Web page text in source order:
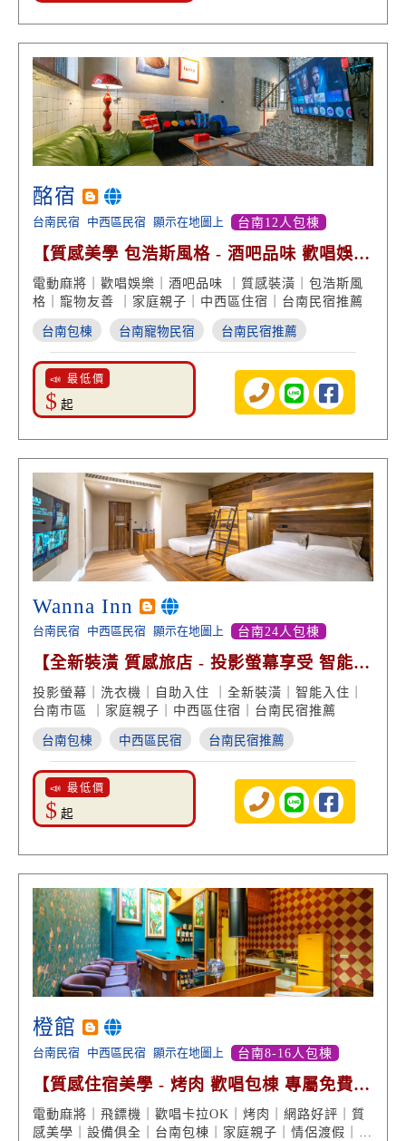
酩宿
台南民宿 中西區民宿 顯示在地圖上 台南12人包棟
【質感美學 包浩斯風格 - 酒吧品味 歡唱娛樂
飛鏢機室】
電動麻將｜歡唱娛樂｜酒吧品味 ｜質感裝潢｜包浩斯風
格｜寵物友善 ｜家庭親子｜中西區住宿｜台南民宿推薦
台南包棟 台南寵物民宿 台南民宿推薦
📣 最低價
$ 起
Wanna Inn
台南民宿 中西區民宿 顯示在地圖上 台南24人包棟
【全新裝潢 質感旅店 - 投影螢幕享受 智能自
助住宿】
投影螢幕｜洗衣機｜自助入住 ｜全新裝潢｜智能入住｜
台南市區 ｜家庭親子｜中西區住宿｜台南民宿推薦
台南包棟 中西區民宿 台南民宿推薦
📣 最低價
$ 起
橙館
台南民宿 中西區民宿 顯示在地圖上 台南8-16人包棟
【質感住宿美學 - 烤肉 歡唱包棟 專屬免費停
車 高分好評】
電動麻將｜飛鏢機｜歡唱卡拉OK｜烤肉｜網路好評｜質
感美學｜設備俱全｜台南包棟｜家庭親子｜情侶渡假｜台